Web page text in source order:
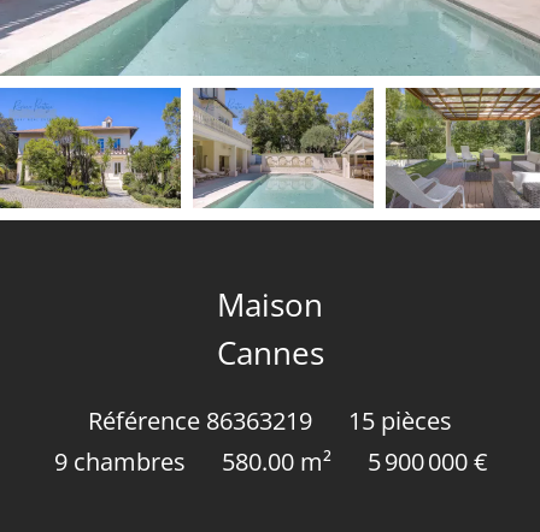
Maison
Cannes
Référence 86363219
15 pièces
9 chambres
580.00m² 5 900 000 €